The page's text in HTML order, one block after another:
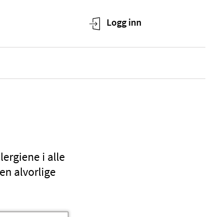
i alle
alvorlige